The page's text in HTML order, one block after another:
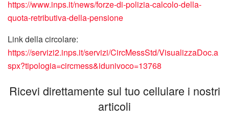
https://www.inps.it/news/forze-di-polizia-calcolo-della-
quota-retributiva-della-pensione
Link della circolare:
https://servizi2.inps.it/servizi/CircMessStd/VisualizzaDoc.a
spx?tipologia=circmess&idunivoco=13768
Ricevi direttamente sul tuo cellulare i nostri
articoli